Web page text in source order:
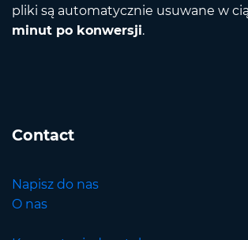
pliki są automatycznie usuwane w
minut po konwersji.
Contact
Napisz do nas
O nas